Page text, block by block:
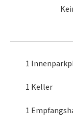
1
1 Keller
1